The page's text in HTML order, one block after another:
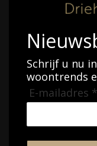
Schrijf u nu
woontrends
E-mailadres *